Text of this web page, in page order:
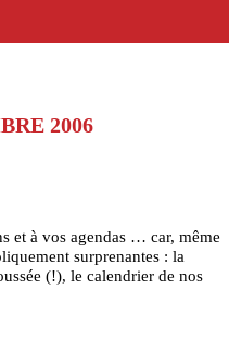
2006
et à vos agendas … car, même
surprenantes : la
(!), le calendrier de nos